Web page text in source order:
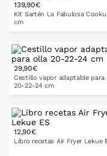
PONLO EN LA
139,90€
Kit Sartén La Fabulosa
cm
29,90€
Cestillo vapor adaptable para
20-22-24 cm
PONLO EN LA
12,90€
Libro recetas Air Fryer Lekue